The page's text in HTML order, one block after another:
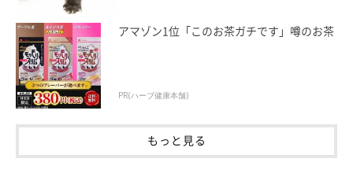
アマゾン1位「このお茶ガチです」噂のお茶
PR(ハーブ健康本舗)
もっと見る